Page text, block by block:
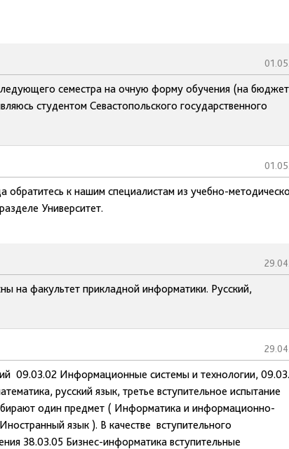
семестра на очную форму обучения (на
студентом Севастопольского государственного
обратитесь к нашим специалистам из учебно-
Университет.
на факультет прикладной информатики. Русский,
09.03.02 Информационные системы и технологии,
русский язык, третье вступительное испытание
один предмет ( Информатика и информационно-
язык ). В качестве вступительного
38.03.05 Бизнес-информатика вступительные